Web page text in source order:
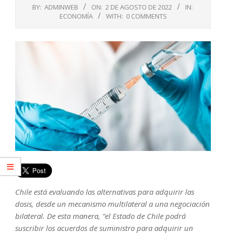
BY: ADMINWEB ON: 2 DE AGOSTO DE 2022
IN:
ECONOMÍA
WITH: 0 COMMENTS
Chile está evaluando las alternativas para adquirir las
dosis, desde un mecanismo multilateral a una negociación
bilateral. De esta manera, “el Estado de Chile podrá
suscribir los acuerdos de suministro para adquirir un